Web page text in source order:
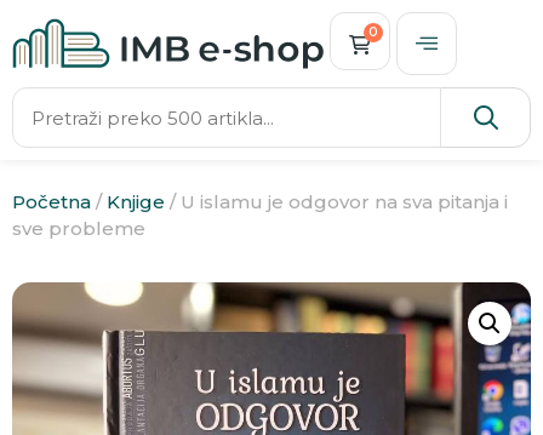
0
Početna / Knjige / U islamu je odgovor na sva pitanja i
sve probleme